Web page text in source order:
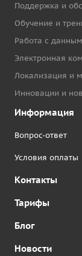
Поддержка и
Обучение и
Работа с
Электронная
Локализация и
Инновации и
Информация
Вопрос-ответ
Условия оплаты
Контакты
Тарифы
Блог
Новости